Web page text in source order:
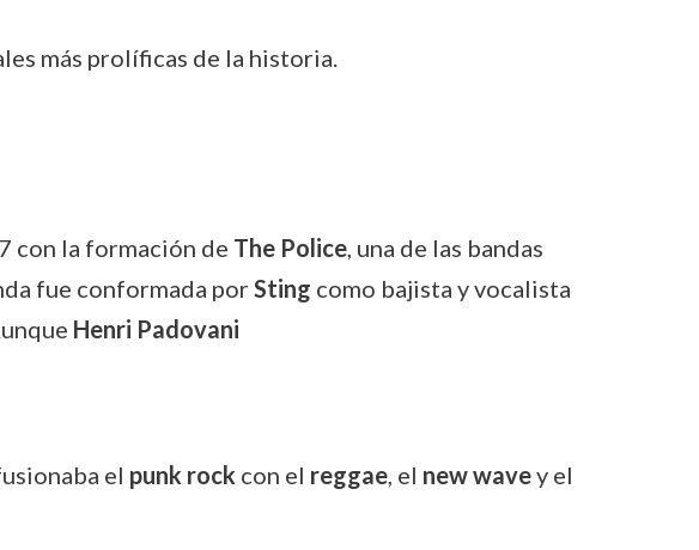
más prolíficas de la historia.
con la formación de The Police, una de las bandas
fue conformada por Sting como bajista y vocalista
Henri Padovani
el punk rock con el reggae, el new wavey el